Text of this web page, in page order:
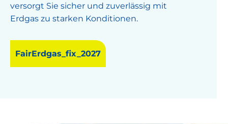
versorgt Sie sicher und zuverlässig mit
Erdgas zu starken Konditionen.
FairErdgas_fix_2027